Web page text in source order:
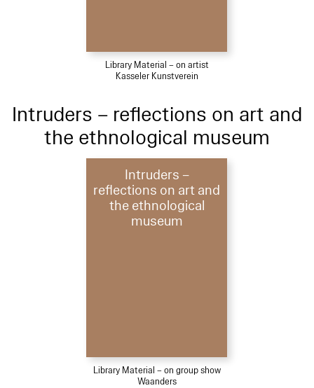
Library Material – on artist
Kasseler Kunstverein
Intruders – reflections on art and
the ethnological museum
Intruders –
reflections on art and
the ethnological
museum
Library Material – on group show
Waanders